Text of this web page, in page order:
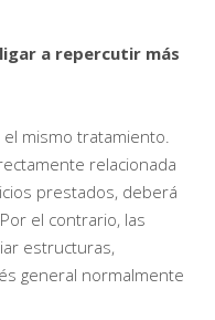
a repercutir más
mismo tratamiento.
relacionada
prestados, deberá
el contrario, las
estructuras,
general normalmente